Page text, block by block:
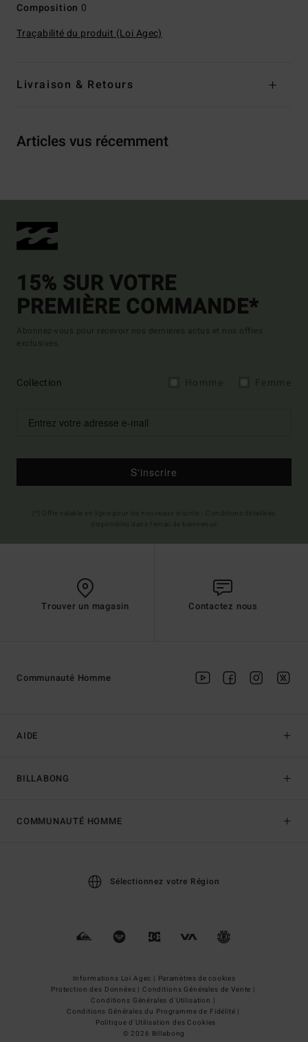
Composition 0
Traçabilité du produit (Loi Agec)
Livraison & Retours
Articles vus récemment
15% SUR VOTRE
PREMIÈRE COMMANDE*
Abonnez-vous pour recevoir nos dernières actus et nos offres
exclusives.
Collection
S'inscrire
Trouver un magasin Contactez nous
AIDE
BILLABONG
Communauté Homme
COMMUNAUTÉ HOMME
Sélectionnez votre Région
Informations Loi Agec | Paramètres de cookies
Protection des Données | Conditions Générales de Vente |
Conditions Générales d'Utilisation |
Conditions Générales du Programme de Fidélité |
Politique d'Utilisation des Cookies
© 2026 Billabong